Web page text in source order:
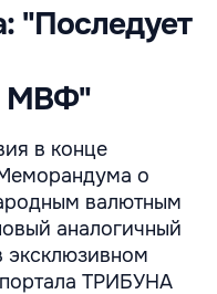
"Последует
МВФ"
в конце
о
валютным
аналогичный
эксклюзивном
ТРИБУНА